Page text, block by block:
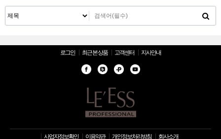
로그인 최근 본 상품 고객센터 지사안내
사업자정보확인 이용약관 개인정보처리방침 회사소개